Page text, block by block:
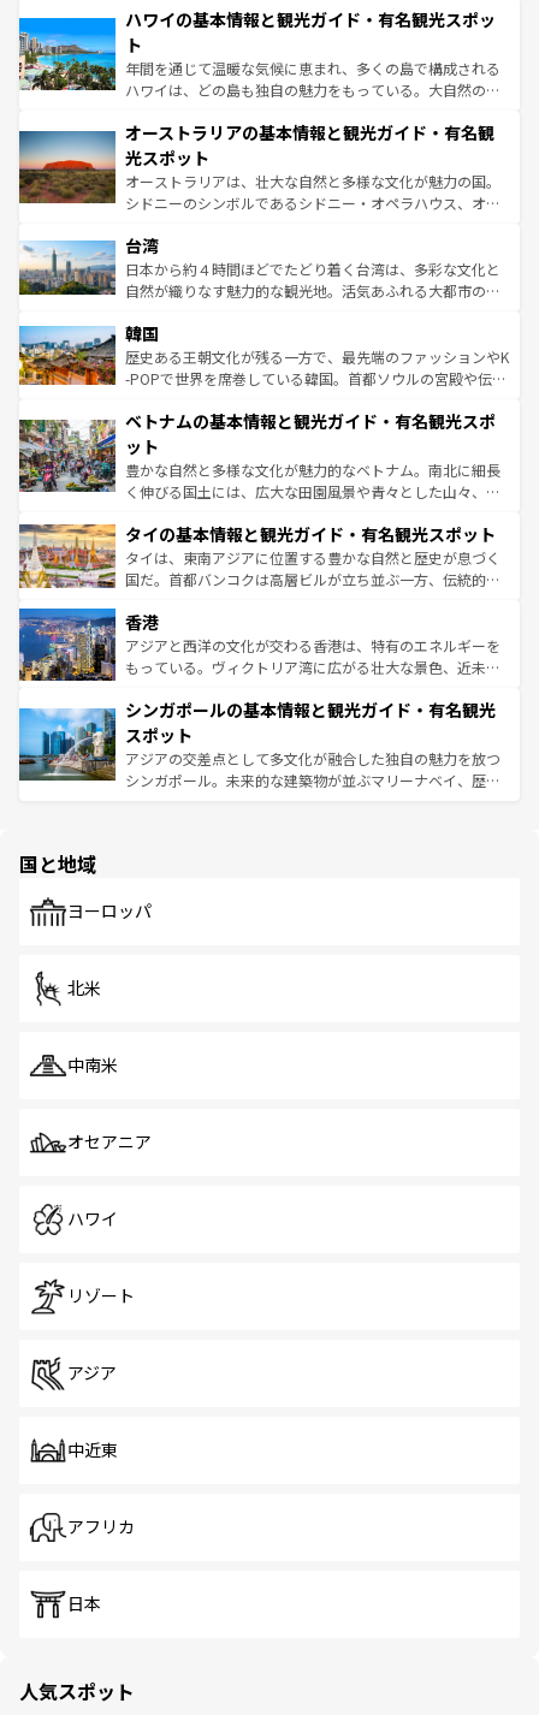
着のスイス情報はコンテンツ一覧を参照してほしい。
のような巨大都市は、観光、ショッピング、エンターテイ
ンメントが詰まった刺激的なスポットだ。一方、アメリカ
西部には大自然が広がり、グランドキャニオンやイエロー
ストーン国立公園といった絶景が堪能できる。さらに、南
文化が魅力。旅行者はアメリカの各地域で異なる魅力を楽
しみながら、その多様性と豊かな歴史を感じることができ
るだろう。車でのロードトリップや列車の旅も、アメリカ
ならではの贅沢な旅のスタイルだ。 なお、新着のアメリカ
情報は コンテンツ一覧 を参照してほしい。
ハワイの基本情報と観光ガイド・有名観光スポッ
ト
年間を通じて温暖な気候に恵まれ、多くの島で構成される
ハワイは、どの島も独自の魅力をもっている。大自然の神
ワイ島は見逃せない。また、定番の観光地といえばオアフ
島だが、静かな自然を求めるならマウイ島やカウアイ島が
おすすめ。エメラルドグリーンに輝く海をはじめ、豊かな
文化や歴史が息づいている。「アロハスピリット」と呼ば
人々、おいしいローカルフードやハワイアンミュージッ
ク、伝統的なフラダンスなど、すべてがハワイの魅力を彩
っている。訪れるたびに新しい発見と感動が待っているハ
はコンテンツ一覧
オーストラリアの基本情報と観光ガイド・有名観
光スポット
オーストラリアは、壮大な自然と多様な文化が魅力の国。
シドニーのシンボルであるシドニー・オペラハウス、オー
リアリーフや大陸中央部にそびえるウルル（エアーズロッ
ク）、タスマニアの美しい原生林やケアンズの熱帯雨林な
ど、見どころがたくさん。また、カフェやワイン、オージ
いる。アクティビティも充実しており、サーフィンやダイ
ビング、ハイキングなど、アウトドア好きにはたまらな
い。オーストラリアの多彩な魅力を存分に味わいつくそ
参照してほしい。
台湾
日本から約４時間ほどでたどり着く台湾は、多彩な文化と
自然が織りなす魅力的な観光地。活気あふれる大都市の台
ン）、静ひつな山岳地帯である台湾東部など、都市の喧騒
と山間の静けさが共存しており、訪れる人に新しい発見と
驚きをもたらしてくれる。また、奥深い台湾の食文化も魅
容にもいいと評判のスイーツなど、バラエティ豊かな料理
照してほしい。
韓国
歴史ある王朝文化が残る一方で、最先端のファッションやK
-POPで世界を席巻している韓国。首都ソウルの宮殿や伝統
き、地方に足を延ばせば四季折々の自然美を楽しむことが
できる。そして、キムチや焼肉、絶品のストリートフード
まで、さまざまな韓国料理が待っている。夜には、韓国な
らではのナイトライフも堪能できる。あたたかいホスピタ
わってみてほしい。 なお、新着の韓国情報はコンテンツ一
覧 を参照してほしい。
ベトナムの基本情報と観光ガイド・有名観光スポ
ット
豊かな自然と多様な文化が魅力的なベトナム。南北に細長
く伸びる国土には、広大な田園風景や青々とした山々、世
急速な発展と共に伝統が息づく。ハノイの古い町並みやホ
ーチミン市のフランス統治時代の建物も、独特の雰囲気を
醸し出している。また、バラエティの豊かさとおいしさで
とつ。フォーやバインミー、ベトナムコーヒーなどは、ぜ
ひ現地で味わいたい。どの地域を訪れてもあたたかい人々
が旅行者を迎えてくれるので、きっと忘れられない旅にな
参照してほしい。
タイの基本情報と観光ガイド・有名観光スポット
タイは、東南アジアに位置する豊かな自然と歴史が息づく
国だ。首都バンコクは高層ビルが立ち並ぶ一方、伝統的な
の活気が交差している。北部ではチェンマイなどの山岳地
帯で自然と触れ合い、南部ではプーケットやクラビの美し
いビーチでリゾート気分を楽しむことができる。タイ料理
激する。気候は一年中温暖で、どの季節にも異なる楽しみ
が待っている。親しみやすいタイの人々、仏教を中心とし
た文化、そして多様な観光資源が、訪れる旅人を魅了し続
ける。 なお、新着のタイ情報はコンテンツ一覧を参照して
香港
アジアと西洋の文化が交わる香港は、特有のエネルギーを
もっている。ヴィクトリア湾に広がる壮大な景色、近未来
み、どこを訪れても感動するはず。観光スポットが密集し
ており、効率よく見どころを回れるのも魅力。息をのむよ
うな絶景から文化的な体験まで、香港を存分に楽しみ尽く
そう。 なお、新着の香港情報はコンテンツ一覧を参照して
シンガポールの基本情報と観光ガイド・有名観光
スポット
アジアの交差点として多文化が融合した独自の魅力を放つ
シンガポール。未来的な建築物が並ぶマリーナベイ、歴史
で、ホーカーズは地元の風情を楽しめる外せないスポット
国と地域
ヨーロッパ
北米
中南米
オセアニア
ハワイ
リゾート
アジア
中近東
アフリカ
日本
人気スポット